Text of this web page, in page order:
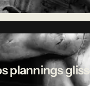
plannings